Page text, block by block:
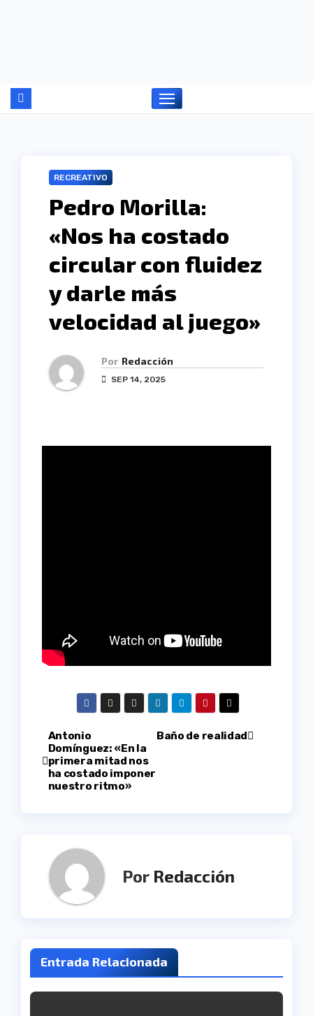
RECREATIVO
Pedro Morilla:
«Nos ha costado
circular con fluidez
y darle más
velocidad al juego»
Por Redacción
SEP 14, 2025
Navegación
de
Baño de realidad
Antonio
Domínguez: «En la
primera mitad nos
ha costado imponer
nuestro ritmo»
Por Redacción
Entrada Relacionada